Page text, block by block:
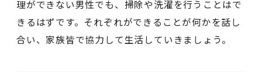
理ができない男性でも、掃除や洗濯を行うことはで
きるはずです。それぞれができることが何かを話し
合い、家族皆で協力して生活していきましょう。